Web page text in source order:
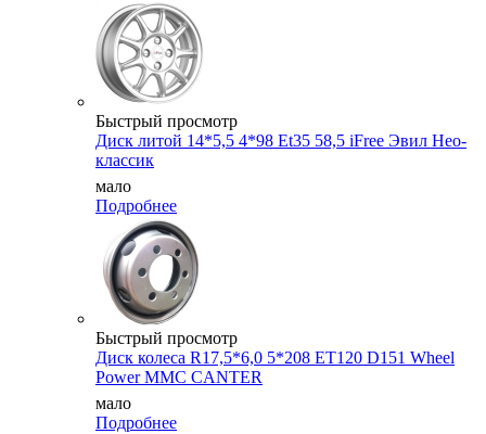
Быстрый просмотр
Диск литой 14*5,5 4*98 Et35 58,5 iFree Эвил Нео-
классик
мало
Подробнее
Быстрый просмотр
Диск колеса R17,5*6,0 5*208 ET120 D151 Wheel
Power MMC CANTER
мало
Подробнее